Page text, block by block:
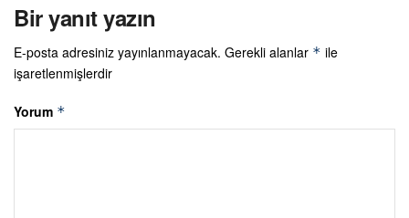
Bir yanıt yazın
E-posta adresiniz yayınlanmayacak. Gerekli alanlar * ile
işaretlenmişlerdir
Yorum *